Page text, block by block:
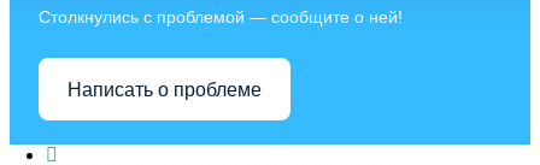
Столкнулись с проблемой — сообщите о ней!
Написать о проблеме